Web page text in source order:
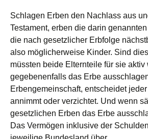
Schlagen Erben den Nachlass aus
Testament, erben die darin
die nach gesetzlicher Erbfolge
also möglicherweise Kinder. Sind
müssten beide Elternteile für sie aktiv
gegebenenfalls das Erbe
Erbengemeinschaft, entscheidet
annimmt oder verzichtet. Und wenn
gesetzlichen Erben das Erbe
Das Vermögen inklusive der